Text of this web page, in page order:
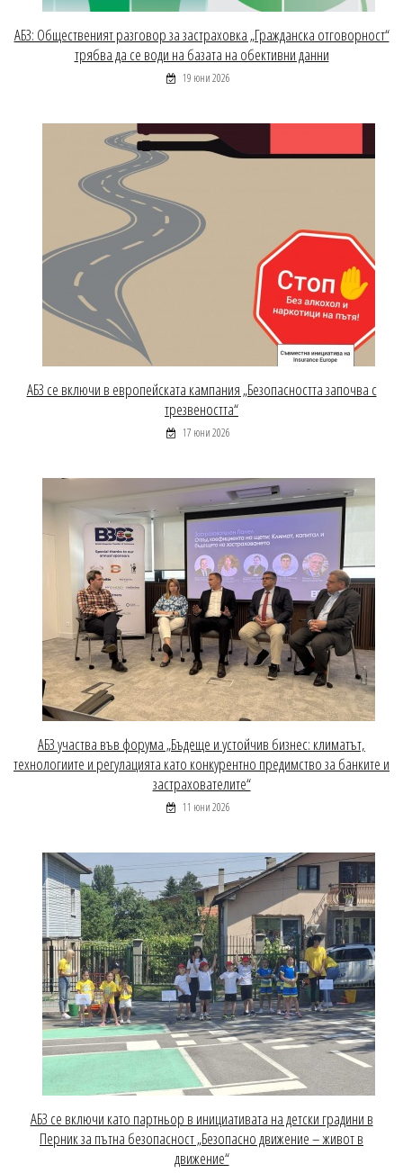
АБЗ: Общественият разговор за застраховка „Гражданска отговорност“
трябва да се води на базата на обективни данни
19 юни 2026
АБЗ се включи в европейската кампания „Безопасността започва с
трезвеността“
17 юни 2026
АБЗ участва във форума „Бъдеще и устойчив бизнес: климатът,
технологиите и регулацията като конкурентно предимство за банките и
застрахователите“
11 юни 2026
АБЗ се включи като партньор в инициативата на детски градини в
Перник за пътна безопасност „Безопасно движение – живот в
движение“